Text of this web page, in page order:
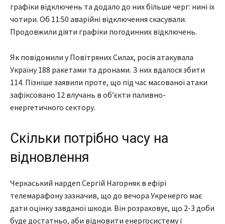
графіки відключень та додало до них більше черг: нині їх
чотири. Об 11:50 аварійні відключення скасували.
Продовжили діяти графіки погодинних відключень.
Як повідомили у Повітряних Силах, росія атакувала
Україну 188 ракетами та дронами. З них вдалося збити
114. Пізніше заявили проте, що під час масованої атаки
зафіксовано 12 влучань в об’єкти паливно-
енергетичного сектору.
Скільки потрібно часу на
відновлення
Черкаський нардеп Сергій Нагорняк в ефірі
телемарафону зазначив, що до вечора Укренерго має
дати оцінку завданої шкоди. Він розраховує, що 2-3 доби
буде достатньо, аби відновити енергосистему і